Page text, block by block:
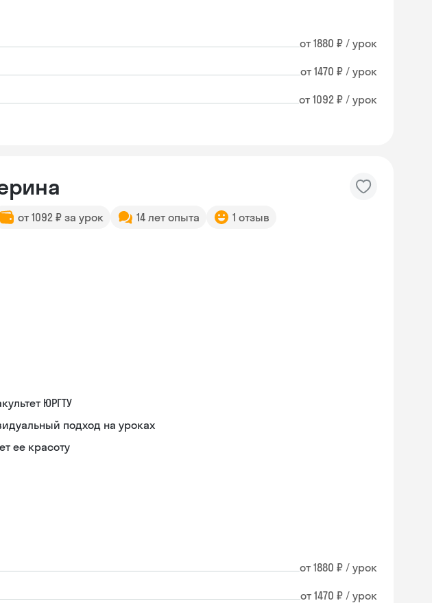
от 1880 ₽ / урок
от 1470 ₽ / урок
от 1092 ₽ / урок
от 1092 ₽ за урок 14 лет опыта 1 отзыв
ЮРГТУ
подход на уроках
ее красоту
от 1880 ₽ / урок
от 1470 ₽ / урок